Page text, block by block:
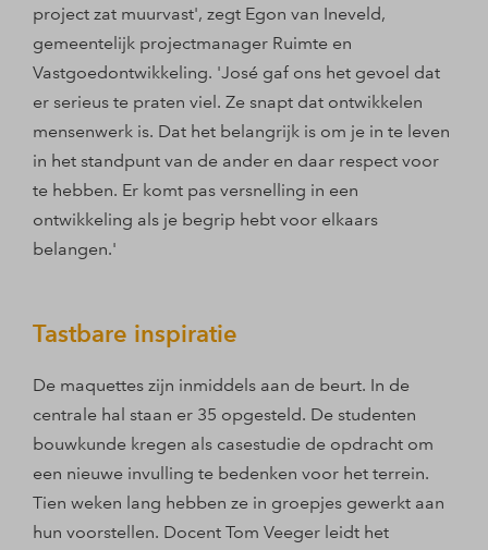
project zat muurvast', zegt Egon van Ineveld,
gemeentelijk projectmanager Ruimte en
Vastgoedontwikkeling. 'José gaf ons het gevoel dat
er serieus te praten viel. Ze snapt dat ontwikkelen
mensenwerk is. Dat het belangrijk is om je in te leven
in het standpunt van de ander en daar respect voor
te hebben. Er komt pas versnelling in een
ontwikkeling als je begrip hebt voor elkaars
belangen.'
Tastbare inspiratie
De maquettes zijn inmiddels aan de beurt. In de
centrale hal staan er 35 opgesteld. De studenten
bouwkunde kregen als casestudie de opdracht om
een nieuwe invulling te bedenken voor het terrein.
Tien weken lang hebben ze in groepjes gewerkt aan
hun voorstellen. Docent Tom Veeger leidt het